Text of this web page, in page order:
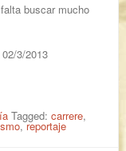
buscar mucho
3/2013
Tagged: carrere,
,reportaje